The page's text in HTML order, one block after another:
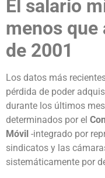
El salario
menos que
de 2001
Los datos más
pérdida de poder
durante los últimos
determinados por el
Móvil -integrado por
sindicatos y las
sistemáticamente por